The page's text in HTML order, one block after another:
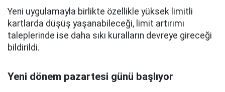
Yeni uygulamayla birlikte özellikle yüksek limitli
kartlarda düşüş yaşanabileceği, limit artırımı
taleplerinde ise daha sıkı kuralların devreye gireceği
bildirildi.
Yeni dönem pazartesi günü başlıyor